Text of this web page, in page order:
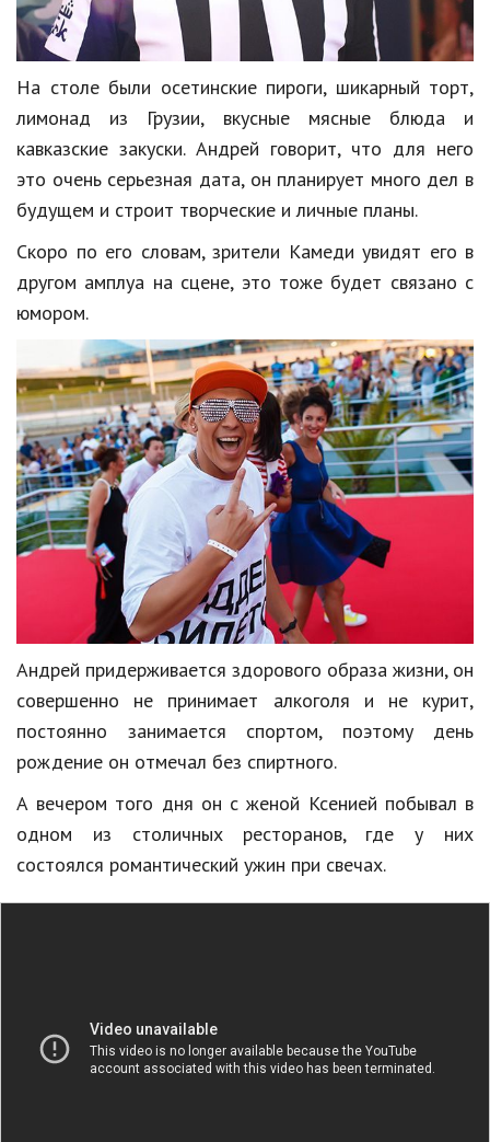
Праздники и подарки
Кинематограф
Домашние животные
Семья и дети
Путешествия
Культура и общество
Мода и стиль
Бизнес
Хобби и развлечения
Финансы
Юриспруденция
Природа
Образование
Наука и технологии
На столе были осетинские пироги, шикарный торт,
лимонад из Грузии, вкусные мясные блюда и
кавказские закуски. Андрей говорит, что для него
это очень серьезная дата, он планирует много дел в
будущем и строит творческие и личные планы.
Скоро по его словам, зрители Камеди увидят его в
другом амплуа на сцене, это тоже будет связано с
юмором.
Андрей придерживается здорового образа жизни, он
совершенно не принимает алкоголя и не курит,
постоянно занимается спортом, поэтому день
рождение он отмечал без спиртного.
А вечером того дня он с женой Ксенией побывал в
одном из столичных ресторанов, где у них
состоялся романтический ужин при свечах.